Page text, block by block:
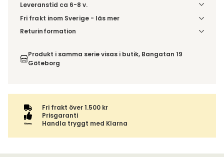
Leveranstid ca 6-8 v.
Fri frakt inom Sverige - läs mer
Denna vara skickas till din port/tomtgräns. Innan leverans
ordern tillsammans.
Returinformation
inte av ångerrätten.
Produkt i samma serie visas i butik, Bangatan 19
Göteborg
Fri frakt över 1.500 kr
Prisgaranti
Handla tryggt med Klarna